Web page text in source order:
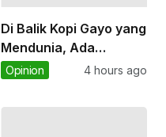
Di Balik Kopi Gayo yang
Mendunia, Ada
Perempuan Yang Digaji
Nasibnya
Opinion 4 hours ago